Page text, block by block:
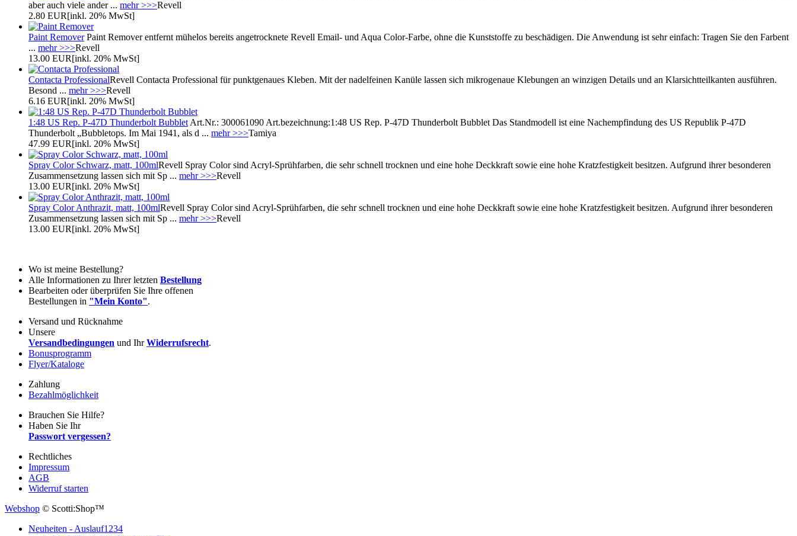
aber auch viele ander ... mehr >>>Revell
2.80 EUR[inkl. 20% MwSt]
Paint RemoverPaint Remover entfernt mühelos bereits angetrocknete Revell Email- und Aqua Color-Farbe, ohne die Kunststoffe zu beschädigen. Die Anwendung ist sehr einfach: Tragen Sie den Farbent
... mehr >>>Revell
13.00 EUR[inkl. 20% MwSt]
Contacta ProfessionalRevell Contacta Professional für punktgenaues Kleben. Mit der nadelfeinen Kanüle lassen sich mikrogenaue Klebungen an winzigen Details und an Klarsichtteilkanten ausführen.
Besond ... mehr >>>Revell
6.16 EUR[inkl. 20% MwSt]
1:48 US Rep. P-47D Thunderbolt Bubblet Art.Nr.: 300061090 Art.bezeichnung:1:48 US Rep. P-47D Thunderbolt Bubblet Das Standmodell ist eine Nachempfindung des US Republik P-47D
Thunderbolt „Bubbletops. Im Mai 1941, als d ... mehr >>>Tamiya
47.99 EUR[inkl. 20% MwSt]
Spray Color Schwarz, matt, 100mlRevell Spray Color sind Acryl-Sprühfarben, die sehr schnell trocknen und eine hohe Deckkraft sowie eine hohe Kratzfestigkeit besitzen. Aufgrund ihrer besonderen
Zusammensetzung lassen sich mit Sp ... mehr >>>Revell
13.00 EUR[inkl. 20% MwSt]
Spray Color Anthrazit, matt, 100mlRevell Spray Color sind Acryl-Sprühfarben, die sehr schnell trocknen und eine hohe Deckkraft sowie eine hohe Kratzfestigkeit besitzen. Aufgrund ihrer besonderen
Zusammensetzung lassen sich mit Sp ... mehr >>>Revell
13.00 EUR[inkl. 20% MwSt]
Wo ist meine Bestellung?
Alle Informationen zu Ihrer letzten Bestellung
Bearbeiten oder überprüfen Sie Ihre offenen
Bestellungen in "Mein Konto".
Versand und Rücknahme
Unsere
Versandbedingungen und IhrWiderrufsrecht.
Bonusprogramm
Flyer/Kataloge
Zahlung
Bezahlmöglichkeit
Brauchen Sie Hilfe?
Haben Sie Ihr
Passwort vergessen?
Rechtliches
Impressum
AGB
Widerruf starten
Webshop © Scotti:Shop™
Neuheiten - Auslauf1234